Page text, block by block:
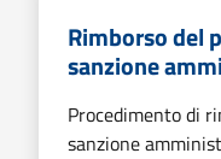
Rimborso del
sanzione
Procedimento di
sanzione